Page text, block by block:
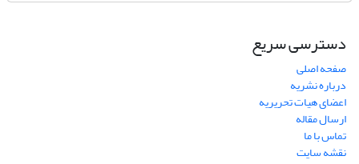
دسترسی سریع
صفحه اصلی
درباره نشریه
اعضای هیات تحریریه
ارسال مقاله
تماس با ما
نقشه سایت